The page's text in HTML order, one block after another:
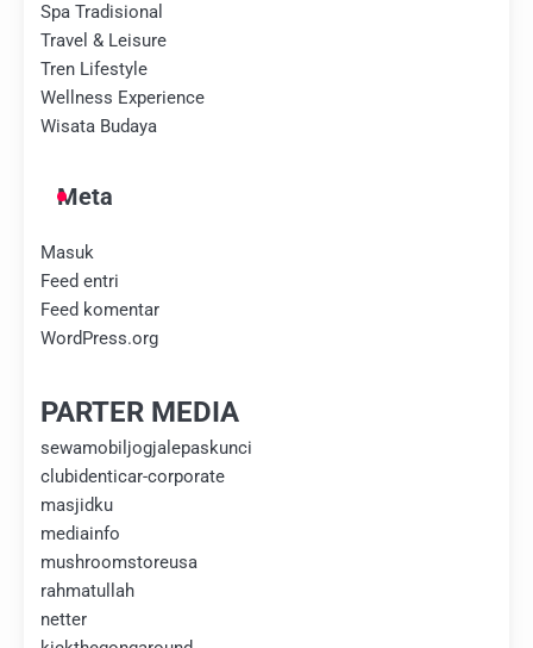
Spa Tradisional
Travel & Leisure
Tren Lifestyle
Wellness Experience
Wisata Budaya
Meta
Masuk
Feed entri
Feed komentar
WordPress.org
PARTER MEDIA
sewamobiljogjalepaskunci
clubidenticar-corporate
masjidku
mediainfo
mushroomstoreusa
rahmatullah
netter